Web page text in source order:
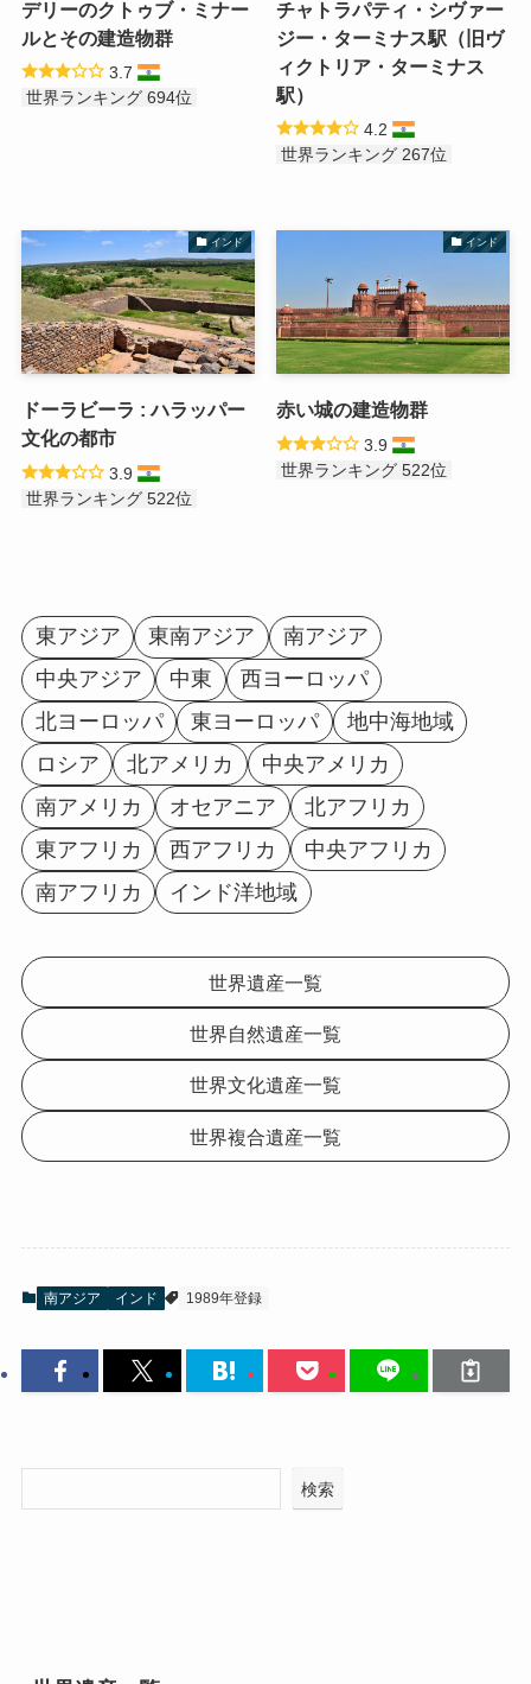
デリーのクトゥブ・ミナー
ルとその建造物群
3.7
世界ランキング 694位
チャトラパティ・シヴァー
ジー・ターミナス駅（旧ヴ
ィクトリア・ターミナス
駅）
4.2
世界ランキング 267位
インド
ドーラビーラ : ハラッパー
文化の都市
3.9
世界ランキング 522位
インド
赤い城の建造物群
3.9
世界ランキング 522位
東アジア 東南アジア
南アジア
中央アジア
中東
西ヨーロッパ
北ヨーロッパ
東ヨーロッパ
地中海地域
ロシア
北アメリカ
中央アメリカ
南アメリカ
オセアニア
北アフリカ
東アフリカ
西アフリカ
中央アフリカ
南アフリカ
インド洋地域
世界遺産一覧
世界自然遺産一覧
世界文化遺産一覧
世界複合遺産一覧
南アジア インド 1989年登録
検索